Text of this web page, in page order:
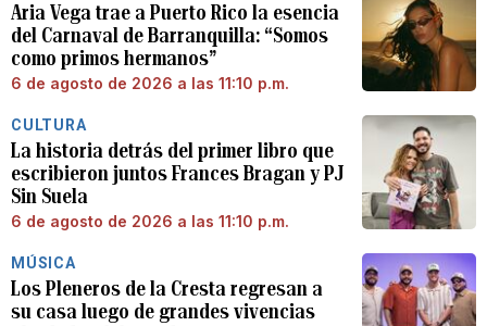
Aria Vega trae a Puerto Rico la esencia
del Carnaval de Barranquilla: “Somos
como primos hermanos”
6 de agosto de 2026 a las 11:10 p.m.
CULTURA
La historia detrás del primer libro que
escribieron juntos Frances Bragan y PJ
Sin Suela
6 de agosto de 2026 a las 11:10 p.m.
MÚSICA
Los Pleneros de la Cresta regresan a
su casa luego de grandes vivencias